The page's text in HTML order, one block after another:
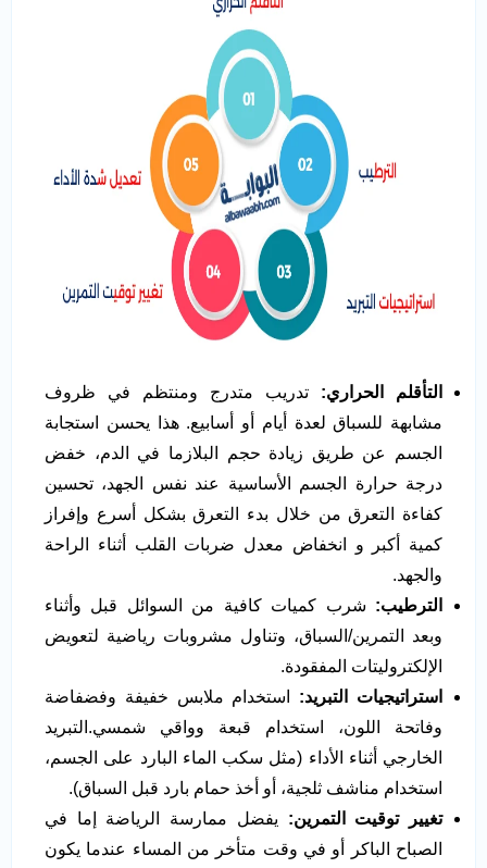
التأقلم الحراري: تدريب متدرج ومنتظم في ظروف
مشابهة للسباق لعدة أيام أو أسابيع. هذا يحسن استجابة
الجسم عن طريق زيادة حجم البلازما في الدم، خفض
درجة حرارة الجسم الأساسية عند نفس الجهد، تحسين
كفاءة التعرق من خلال بدء التعرق بشكل أسرع وإفراز
كمية أكبر و انخفاض معدل ضربات القلب أثناء الراحة
والجهد.
الترطيب: شرب كميات كافية من السوائل قبل وأثناء
وبعد التمرين/السباق، وتناول مشروبات رياضية لتعويض
الإلكتروليتات المفقودة.
استراتيجيات التبريد: استخدام ملابس خفيفة وفضفاضة
وفاتحة اللون، استخدام قبعة وواقي شمسي.التبريد
الخارجي أثناء الأداء (مثل سكب الماء البارد على الجسم،
استخدام مناشف ثلجية، أو أخذ حمام بارد قبل السباق).
تغيير توقيت التمرين: يفضل ممارسة الرياضة إما في
الصباح الباكر أو في وقت متأخر من المساء عندما يكون